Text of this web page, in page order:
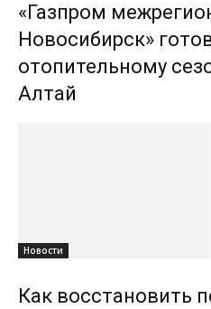
«Газпром
Новосибирск»
отопительному
Алтай
Новости
Как восстановить